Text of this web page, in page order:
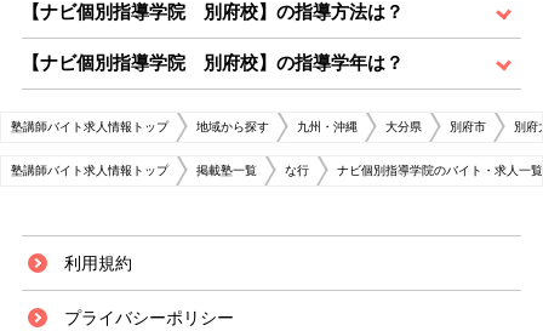
【ナビ個別指導学院 別府校】の指導方法は？
【ナビ個別指導学院 別府校】の指導学年は？
塾講師バイト求人情報トップ 地域から探す 九州・沖縄 大分県 別府市 別府
塾講師バイト求人情報トップ 掲載塾一覧 な行 ナビ個別指導学院のバイト・求人一覧
利用規約
プライバシーポリシー